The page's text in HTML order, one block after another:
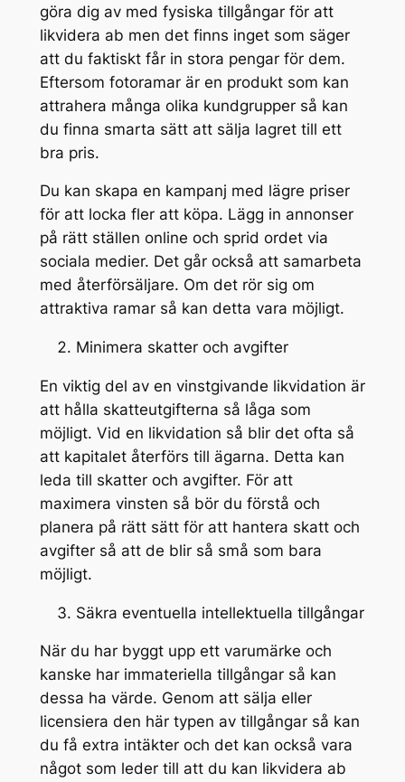
göra dig av med fysiska tillgångar för att
likvidera ab men det finns inget som säger
att du faktiskt får in stora pengar för dem.
Eftersom fotoramar är en produkt som kan
attrahera många olika kundgrupper så kan
du finna smarta sätt att sälja lagret till ett
bra pris.
Du kan skapa en kampanj med lägre priser
för att locka fler att köpa. Lägg in annonser
på rätt ställen online och sprid ordet via
sociala medier. Det går också att samarbeta
med återförsäljare. Om det rör sig om
attraktiva ramar så kan detta vara möjligt.
Minimera skatter och avgifter
En viktig del av en vinstgivande likvidation är
att hålla skatteutgifterna så låga som
möjligt. Vid en likvidation så blir det ofta så
att kapitalet återförs till ägarna. Detta kan
leda till skatter och avgifter. För att
maximera vinsten så bör du förstå och
planera på rätt sätt för att hantera skatt och
avgifter så att de blir så små som bara
möjligt.
Säkra eventuella intellektuella tillgångar
När du har byggt upp ett varumärke och
kanske har immateriella tillgångar så kan
dessa ha värde. Genom att sälja eller
licensiera den här typen av tillgångar så kan
du få extra intäkter och det kan också vara
något som leder till att du kan likvidera ab